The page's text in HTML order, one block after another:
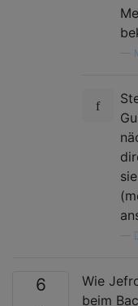
6
Wie
beim